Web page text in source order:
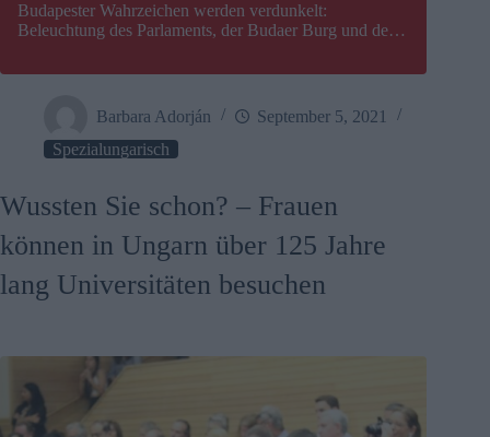
Budapester Wahrzeichen werden verdunkelt:
Beleuchtung des Parlaments, der Budaer Burg und der
Barbara Adorján
September 5, 2021
Spezialungarisch
Wussten Sie schon? – Frauen
können in Ungarn über 125 Jahre
lang Universitäten besuchen